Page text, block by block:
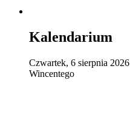
Kalendarium
Czwartek, 6 sierpnia 2026
Wincentego